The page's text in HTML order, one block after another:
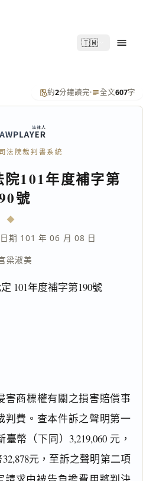
🇹🇼
約2分鐘讀完· 全文607字
法院裁判書系統
101年度補字第
號
期 101 年 06 月 08 日
梁淑美
101年度補字第190號
害商標權有關之損害賠償事
判費。查本件訴之聲明第一
幣（下同）3,219,060 元，
元，至訴之聲明第二項